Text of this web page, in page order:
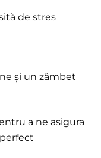
de stres
și un zâmbet
a ne asigura